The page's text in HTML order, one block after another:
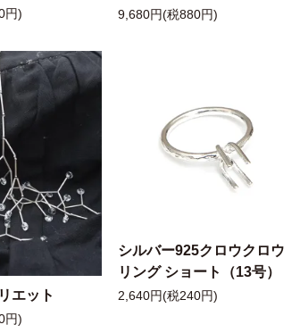
円) 9,680円(税880円)
エット
円)
シルバー925クロウクロウ
リング ショート（13号）
2,640円(税240円)